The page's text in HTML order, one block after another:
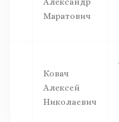
Александр
Маратович
Ковач
Алексей
Николаевич